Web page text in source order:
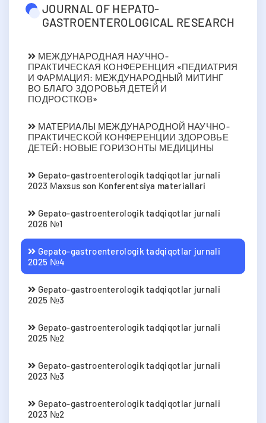
JOURNAL OF HEPATO-
GASTROENTEROLOGICAL RESEARCH
МЕЖДУНАРОДНАЯ НАУЧНО-
ПРАКТИЧЕСКАЯ КОНФЕРЕНЦИЯ «ПЕДИАТРИЯ
И ФАРМАЦИЯ: МЕЖДУНАРОДНЫЙ МИТИНГ
ВО БЛАГО ЗДОРОВЬЯ ДЕТЕЙ И
ПОДРОСТКОВ»
МАТЕРИАЛЫ МЕЖДУНАРОДНОЙ НАУЧНО-
ПРАКТИЧЕСКОЙ КОНФЕРЕНЦИИ ЗДОРОВЬЕ
ДЕТЕЙ: НОВЫЕ ГОРИЗОНТЫ МЕДИЦИНЫ
Gepato-gastroenterologik tadqiqotlar jurnali
2023 Мaxsus son Konferentsiya materiallari
Gepato-gastroenterologik tadqiqotlar jurnali
2026 №1
Gepato-gastroenterologik tadqiqotlar jurnali
2025 №4
Gepato-gastroenterologik tadqiqotlar jurnali
2025 №3
Gepato-gastroenterologik tadqiqotlar jurnali
2025 №2
Gepato-gastroenterologik tadqiqotlar jurnali
2023 №3
Gepato-gastroenterologik tadqiqotlar jurnali
2023 №2